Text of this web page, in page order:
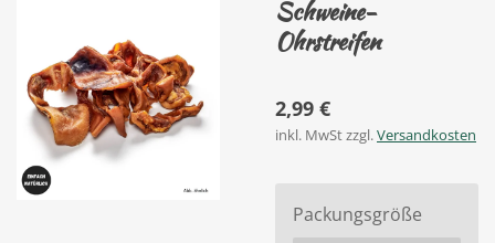
Schweine-
Ohrstreifen
2,99 €
inkl. MwSt zzgl.Versandkosten
Packungsgröße